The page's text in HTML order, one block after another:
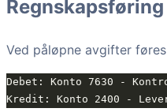
Regnskapsføring
Ved påløpne avgifter